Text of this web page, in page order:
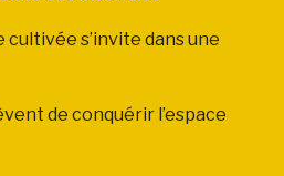
cultivée s’invite dans une
de conquérir l’espace